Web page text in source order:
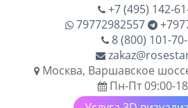
+7 (495) 142-
79772982557
8 (800) 101-
Москва, Варшавское
Пн-Пт 09:00-